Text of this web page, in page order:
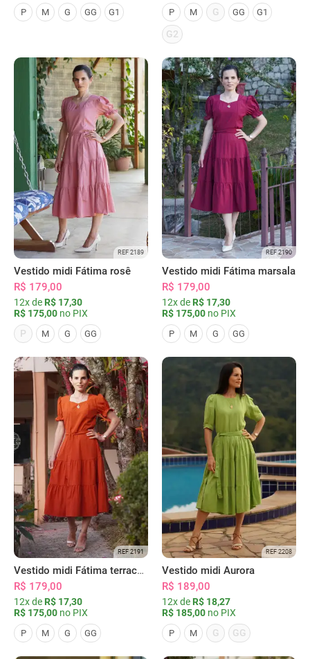
P M G GG G1 P M G GG G1
G2
REF 2189
Vestido midi Fátima rosê
R$ 179,00
12x de R$ 17,30
R$ 175,00 no PIX
P
M G GG
REF 2190
Vestido midi Fátima marsala
R$ 179,00
12x de R$ 17,30
R$ 175,00 no PIX
P M G GG
REF 2191
Vestido midi Fátima terracota
R$ 179,00
12x de R$ 17,30
R$ 175,00 no PIX
P M G GG
REF 2208
Vestido midi Aurora
R$ 189,00
12x de R$ 18,27
R$ 185,00 no PIX
P M G GG